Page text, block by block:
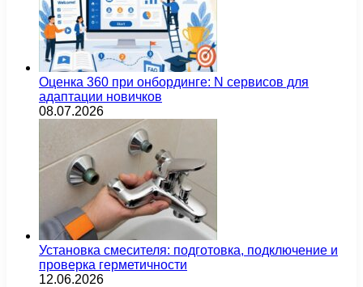
Оценка 360 при онбординге: N сервисов для
адаптации новичков
08.07.2026
Установка смесителя: подготовка, подключение и
проверка герметичности
12.06.2026